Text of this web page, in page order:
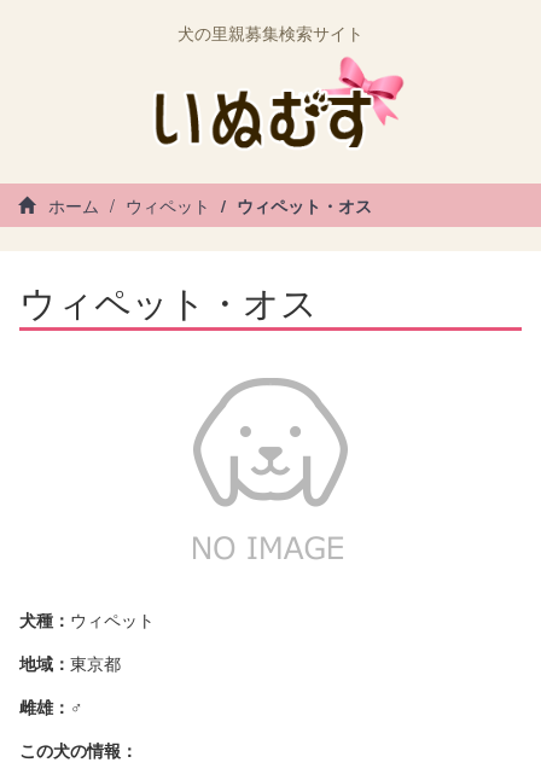
犬の里親募集検索サイト
ホーム ウィペット ウィペット・オス
ウィペット・オス
犬種： ウィペット
地域：東京都
雌雄： ♂
この犬の情報：